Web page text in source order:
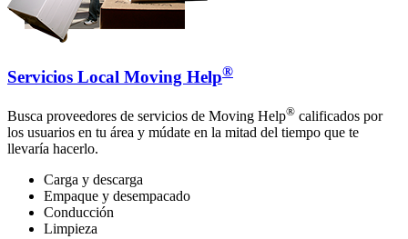
Servicios Local Moving Help®
Busca proveedores de servicios de Moving Help® calificados por
los usuarios en tu área y múdate en la mitad del tiempo que te
llevaría hacerlo.
Carga y descarga
Empaque y desempacado
Conducción
Limpieza